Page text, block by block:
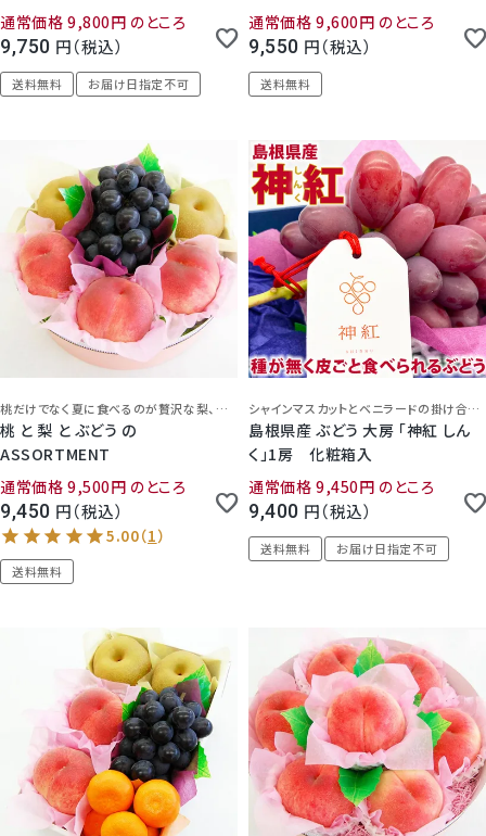
専用化粧箱入り
通常価格 9,800 のところ
9,750 税込
送料無料 お届け日指定不可
ット ( 専用化粧箱 ）
通常価格 9,600 のところ
9,550 税込
送料無料
桃だけでなく夏に食べるのが贅沢な梨、ぶどう入り！
桃 と 梨 と ぶどう の
ASSORTMENT
通常価格 9,500 のところ
9,450 税込
送料無料
シャインマスカットとベニラードの掛け合わせから生まれた、高糖度ぶどう。静岡県浜松市の老舗高級フルーツ店から、高品質のお品をしっかり検品、心を込めて丁寧にお届けします。
島根県産 ぶどう 大房 「神紅 しん
く」1房 化粧箱入
通常価格 9,450 のところ
9,400 税込
送料無料 お届け日指定不可